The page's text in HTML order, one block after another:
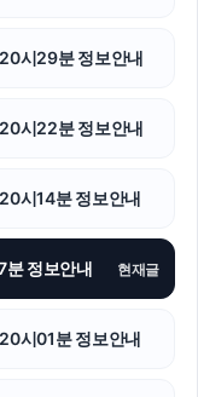
시29분 정보안내
시22분 정보안내
시14분 정보안내
정보안내 현재글
시01분 정보안내